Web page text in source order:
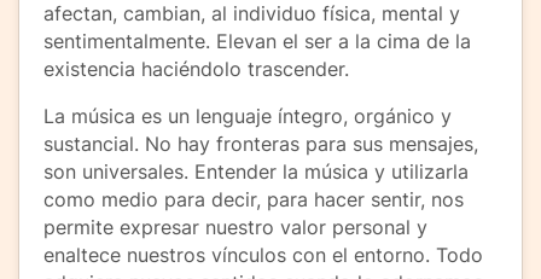
afectan, cambian, al individuo física, mental y
sentimentalmente. Elevan el ser a la cima de la
existencia haciéndolo trascender.
La música es un lenguaje íntegro, orgánico y
sustancial. No hay fronteras para sus mensajes,
son universales. Entender la música y utilizarla
como medio para decir, para hacer sentir, nos
permite expresar nuestro valor personal y
enaltece nuestros vínculos con el entorno. Todo